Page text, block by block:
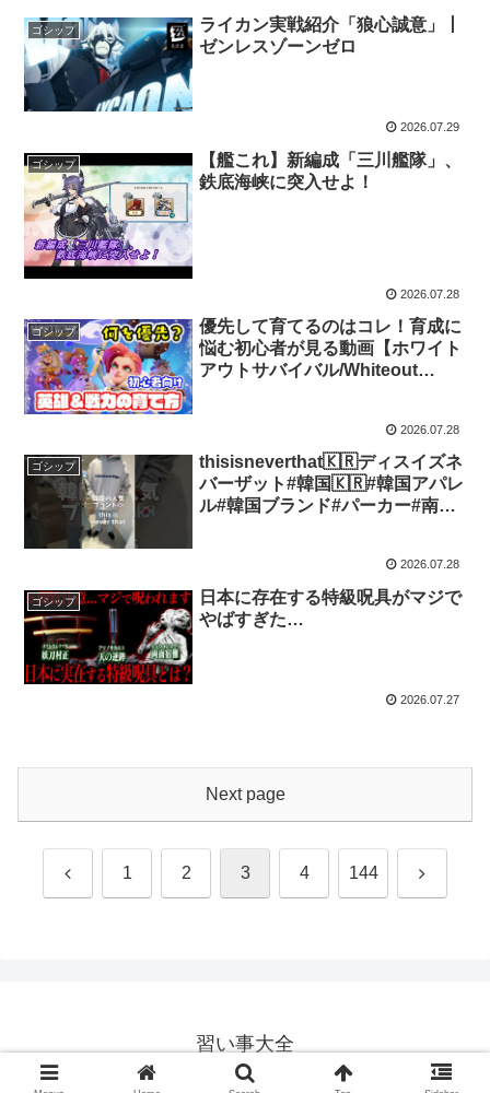
ゴシップ
ライカン実戦紹介「狼心誠意」丨
ゼンレスゾーンゼロ
2026.07.29
ゴシップ
【艦これ】新編成「三川艦隊」、
鉄底海峡に突入せよ！
2026.07.28
ゴシップ
優先して育てるのはコレ！育成に
悩む初心者が見る動画【ホワイト
アウトサバイバル/Whiteout
2026.07.28
ゴシップ
thisisneverthat🇰🇷ディスイズネ
バーザット#韓国🇰🇷#韓国アパレ
ル#韓国ブランド#パーカー#南堀
2026.07.28
ゴシップ
日本に存在する特級呪具がマジで
やばすぎた…
2026.07.27
Next page
Previous1 2 3 4 144 Next
習い事大全
© 2020 習い事大全.